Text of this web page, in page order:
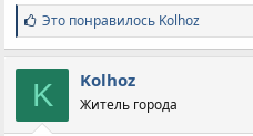
С
и
м
п
а
т
и
Это понравилось Kolhoz
K Kolhoz
Житель города